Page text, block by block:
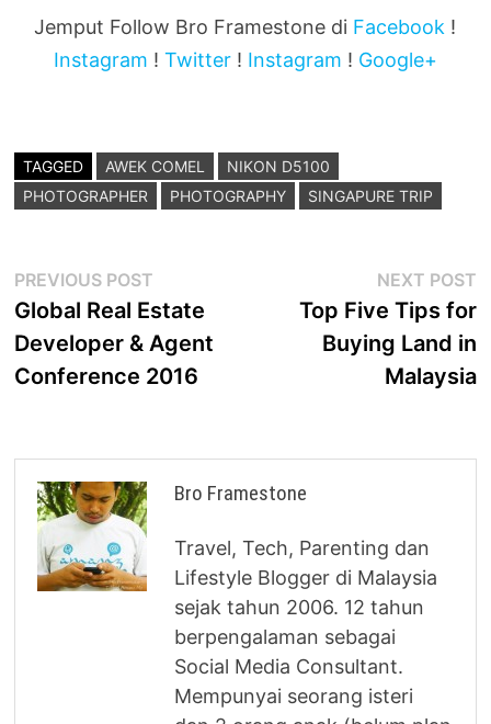
Jemput Follow Bro Framestone di Facebook !
Instagram ! Twitter! Instagram ! Google+
TAGGED AWEK COMEL
NIKON D5100
PHOTOGRAPHER
PHOTOGRAPHY SINGAPURE TRIP
Post
navigation
PREVIOUS POST
post:
Global Real Estate
Developer & Agent
Conference 2016
NEXT POST
Top Five Tips for
Buying Land in
Malaysia
Bro Framestone
Travel, Tech, Parenting dan
Lifestyle Blogger di Malaysia
sejak tahun 2006. 12 tahun
berpengalaman sebagai
Social Media Consultant.
Mempunyai seorang isteri